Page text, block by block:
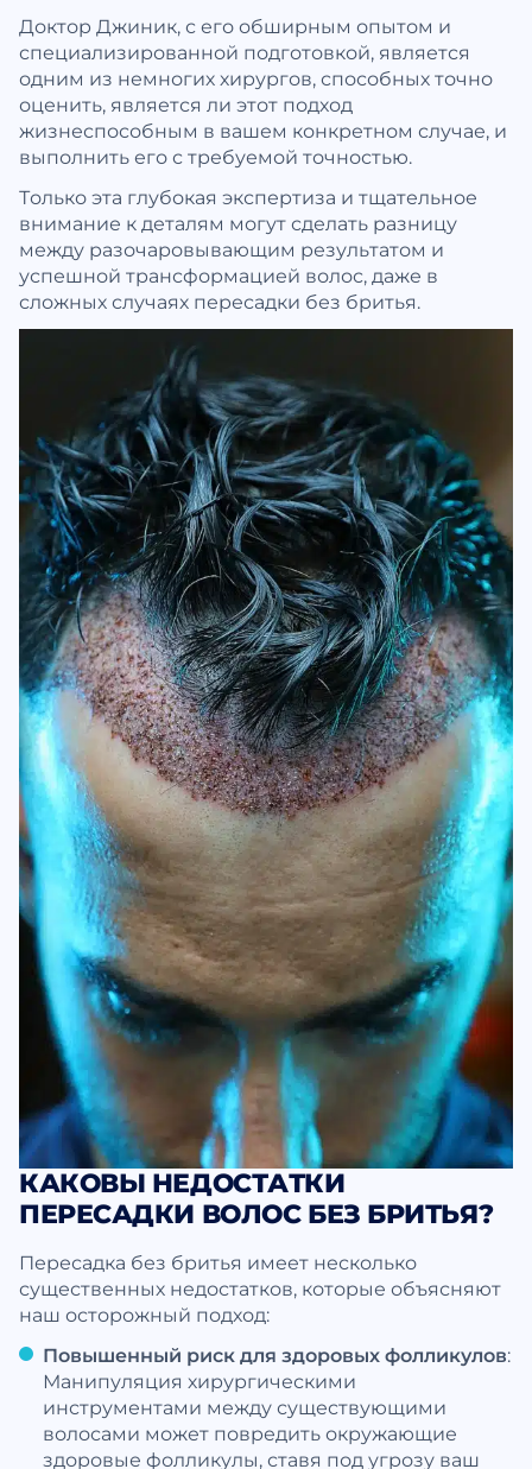
Доктор Джиник, с его обширным опытом и
специализированной подготовкой, является
одним из немногих хирургов, способных точно
оценить, является ли этот подход
жизнеспособным в вашем конкретном случае, и
выполнить его с требуемой точностью.
Только эта глубокая экспертиза и тщательное
внимание к деталям могут сделать разницу
между разочаровывающим результатом и
успешной трансформацией волос, даже в
сложных случаях пересадки без бритья.
КАКОВЫ НЕДОСТАТКИ
ПЕРЕСАДКИ ВОЛОС БЕЗ БРИТЬЯ?
Пересадка без бритья имеет несколько
существенных недостатков, которые объясняют
наш осторожный подход:
Повышенный риск для здоровых фолликулов:
Манипуляция хирургическими
инструментами между существующими
волосами может повредить окружающие
здоровые фолликулы, ставя под угрозу ваш